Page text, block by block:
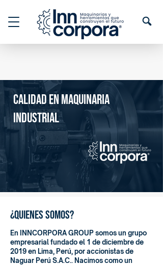
calidad en maquinaria
industrial
¿Quienes somos?
En INNCORPORA GROUP somos un grupo
empresarial fundado el 1 de diciembre de
2019 en Lima, Perú, por accionistas de
Naguar Perú S.A.C.. Nacimos como un